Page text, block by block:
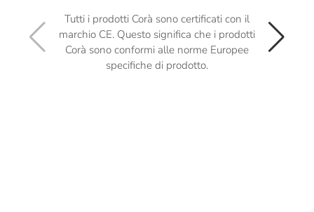
Tutti i prodotti Corà sono certificati con il
marchio CE. Questo significa che i prodotti
Corà sono conformi alle norme Europee
specifiche di prodotto.